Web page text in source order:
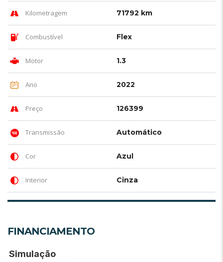
Kilometragem 71792 km
Combustível Flex
Motor 1.3
Ano 2022
Preço 126399
Transmissão Automático
Cor Azul
Interior Cinza
FINANCIAMENTO